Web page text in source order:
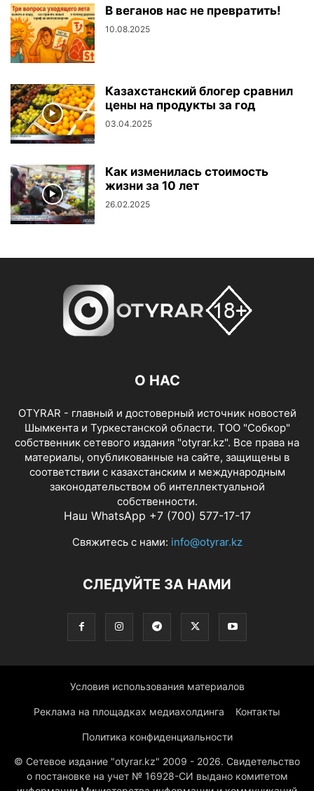
В веганов нас не превратить!
10.08.2025
Казахстанский блогер сравнил
цены на продукты за год
03.04.2025
Как изменилась стоимость
жизни за 10 лет
26.02.2025
О НАС
OTYRAR - главный и достоверный источник новостей
Шымкента и Туркестанской области. ТОО "Собкор"
собственник сетевого издания "otyrar.kz". Все права на
материалы, опубликованные на сайте, защищены в
соответствии с казахстанским и международным
законодательством об интеллектуальной
собственности.
Наш WhatsApp +7 (700) 577-17-17
Свяжитесь с нами: info@otyrar.kz
СЛЕДУЙТЕ ЗА НАМИ
Условия использования материалов
Реклама на площадках медиахолдинга Контакты
Политика конфиденциальности
© Сетевое издание "otyrar.kz" 2009 - 2026. Свидетельство
о постановке на учет № 16928-СИ выдано комитетом